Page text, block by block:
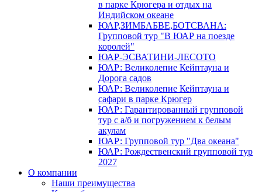
в парке Крюгера и отдых на
Индийском океане
ЮАР,ЗИМБАБВЕ,БОТСВАНА:
Групповой тур "В ЮАР на поезде
королей"
ЮАР-ЭСВАТИНИ-ЛЕСОТО
ЮАР: Великолепие Кейптауна и
Дорога садов
ЮАР: Великолепие Кейптауна и
сафари в парке Крюгер
ЮАР: Гарантированный групповой
тур с а/б и погружением к белым
акулам
ЮАР: Групповой тур "Два океана"
ЮАР: Рождественский групповой тур
2027
О компании
Наши преимущества